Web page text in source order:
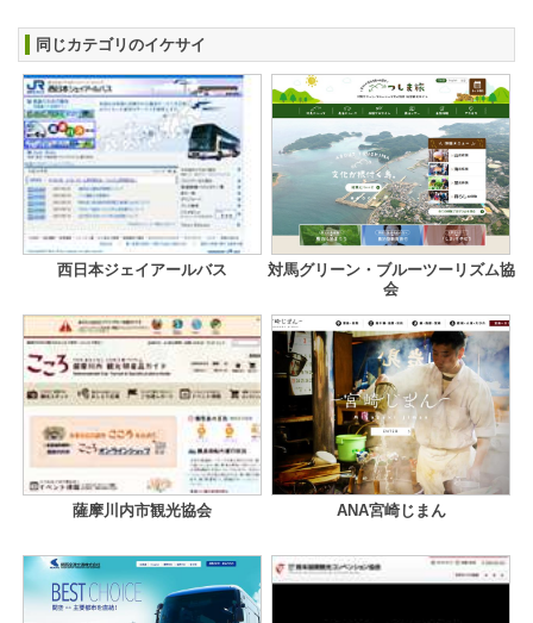
同じカテゴリのイケサイ
西日本ジェイアールバス
対馬グリーン・ブルーツーリズム協
会
薩摩川内市観光協会 ANA宮崎じまん